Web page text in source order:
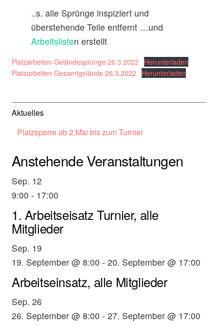
..s. alle Sprünge inspiziert und
überstehende Teile entfernt …und
Arbeitslisten erstellt
Platzarbeiten Geländesprünge 26.3.2022
Herunterladen
Platzarbeiten Gesamtgelände 26.3.2022
Herunterladen
Aktuelles
Platzsperre ab 2.Mai bis zum Turnier
Anstehende Veranstaltungen
Sep. 12
9:00 - 17:00
1. Arbeitseisatz Turnier, alle
Mitglieder
Sep. 19
19. September @ 8:00 - 20. September @ 17:00
Arbeitseinsatz, alle Mitglieder
Sep. 26
26. September @ 8:00 - 27. September @ 17:00